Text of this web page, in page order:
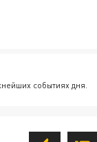
событиях дня.